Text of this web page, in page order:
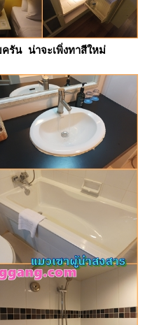
รัน น่าจะเพิ่งทาสีใหม่